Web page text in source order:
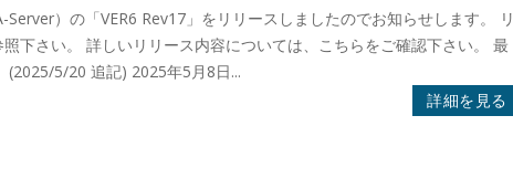
）の「VER6 Rev17」をリリースしましたのでお知らせします。 リ
下さい。 詳しいリリース内容については、こちらをご確認下さい。 最
(2025/5/20 追記) 2025年5月8日...
詳細を見る